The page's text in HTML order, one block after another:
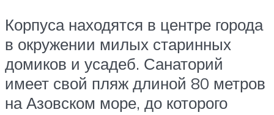
Корпуса находятся в центре города
в окружении милых старинных
домиков и усадеб. Санаторий
имеет свой пляж длиной 80 метров
на Азовском море, до которого